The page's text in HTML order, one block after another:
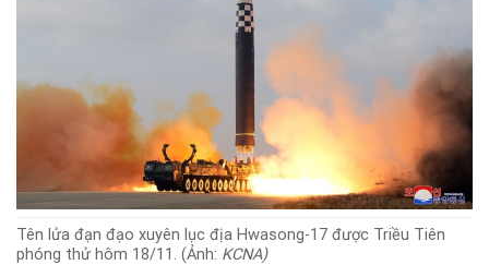
Tên lửa đạn đạo xuyên lục địa Hwasong-17 được Triều Tiên
phóng thử hôm 18/11. (Ảnh: KCNA)